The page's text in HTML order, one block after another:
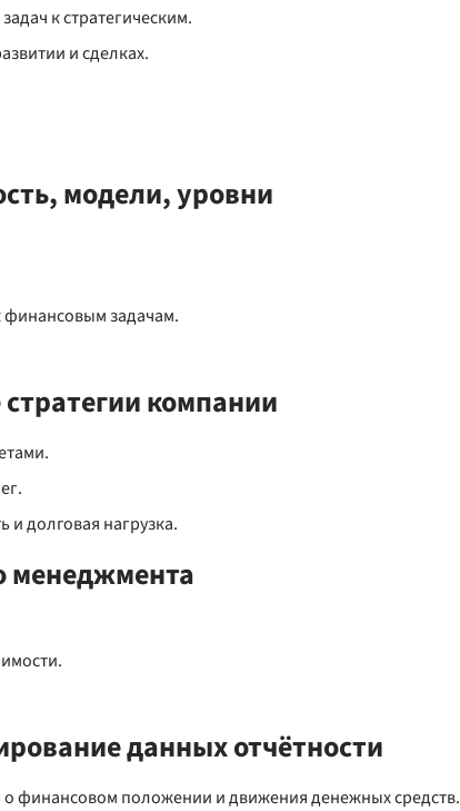
к стратегическим.
и сделках.
модели, уровни
финансовым задачам.
компании
долговая нагрузка.
менеджмента
данных отчётности
о финансовом положении и движения денежных средств.